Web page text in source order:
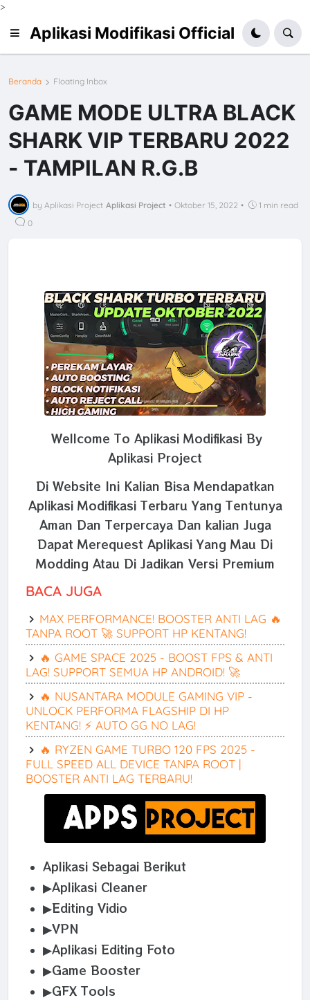
>
Aplikasi Modifikasi Official
Beranda Floating Inbox
GAME MODE ULTRA BLACK
SHARK VIP TERBARU 2022
- TAMPILAN R.G.B
by Aplikasi Project Aplikasi Project • Oktober 15, 2022 •
1 min read
0
Wellcome To Aplikasi Modifikasi By
Aplikasi Project
Di Website Ini Kalian Bisa Mendapatkan
Aplikasi Modifikasi Terbaru Yang Tentunya
Aman Dan Terpercaya Dan kalian Juga
Dapat Merequest Aplikasi Yang Mau Di
Modding Atau Di Jadikan Versi Premium
BACA JUGA
MAX PERFORMANCE! BOOSTER ANTI LAG 🔥
TANPA ROOT 🚀 SUPPORT HP KENTANG!
🔥 GAME SPACE 2025 - BOOST FPS & ANTI
LAG! SUPPORT SEMUA HP ANDROID! 🚀
🔥 NUSANTARA MODULE GAMING VIP -
UNLOCK PERFORMA FLAGSHIP DI HP
KENTANG! ⚡️ AUTO GG NO LAG!
🔥 RYZEN GAME TURBO 120 FPS 2025 -
FULL SPEED ALL DEVICE TANPA ROOT |
BOOSTER ANTI LAG TERBARU!
Aplikasi Sebagai Berikut
▶Aplikasi Cleaner
▶Editing Vidio
▶VPN
▶Aplikasi Editing Foto
▶Game Booster
▶GFX Tools